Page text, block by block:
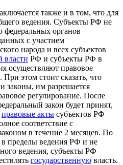
также и в том, что для
ведения. Субъекты РФ не
органов
с участием
народа и всех субъектов
власти РФ и субъекты РФ в
осуществляют правовое
этом стоит сказать, что
законы, им разрешается
регулирование. После
закон будет принят,
правовые акты субъектов РФ
соответствие с
в течение 2 месяцев. По
в пределы ведения РФ и не
ведения, субъекты РФ
государственную власть.